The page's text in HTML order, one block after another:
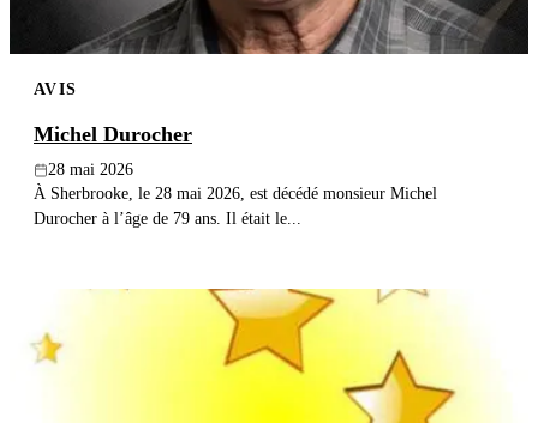
AVIS
Michel Durocher
28 mai 2026
À Sherbrooke, le 28 mai 2026, est décédé monsieur Michel
Durocher à l’âge de 79 ans. Il était le...